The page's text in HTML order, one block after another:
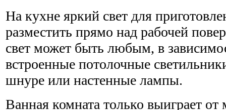
На кухне яркий свет для
разместить прямо над рабочей
свет может быть любым, в
встроенные потолочные
шнуре или настенные лампы.
Ванная комната только выиграет